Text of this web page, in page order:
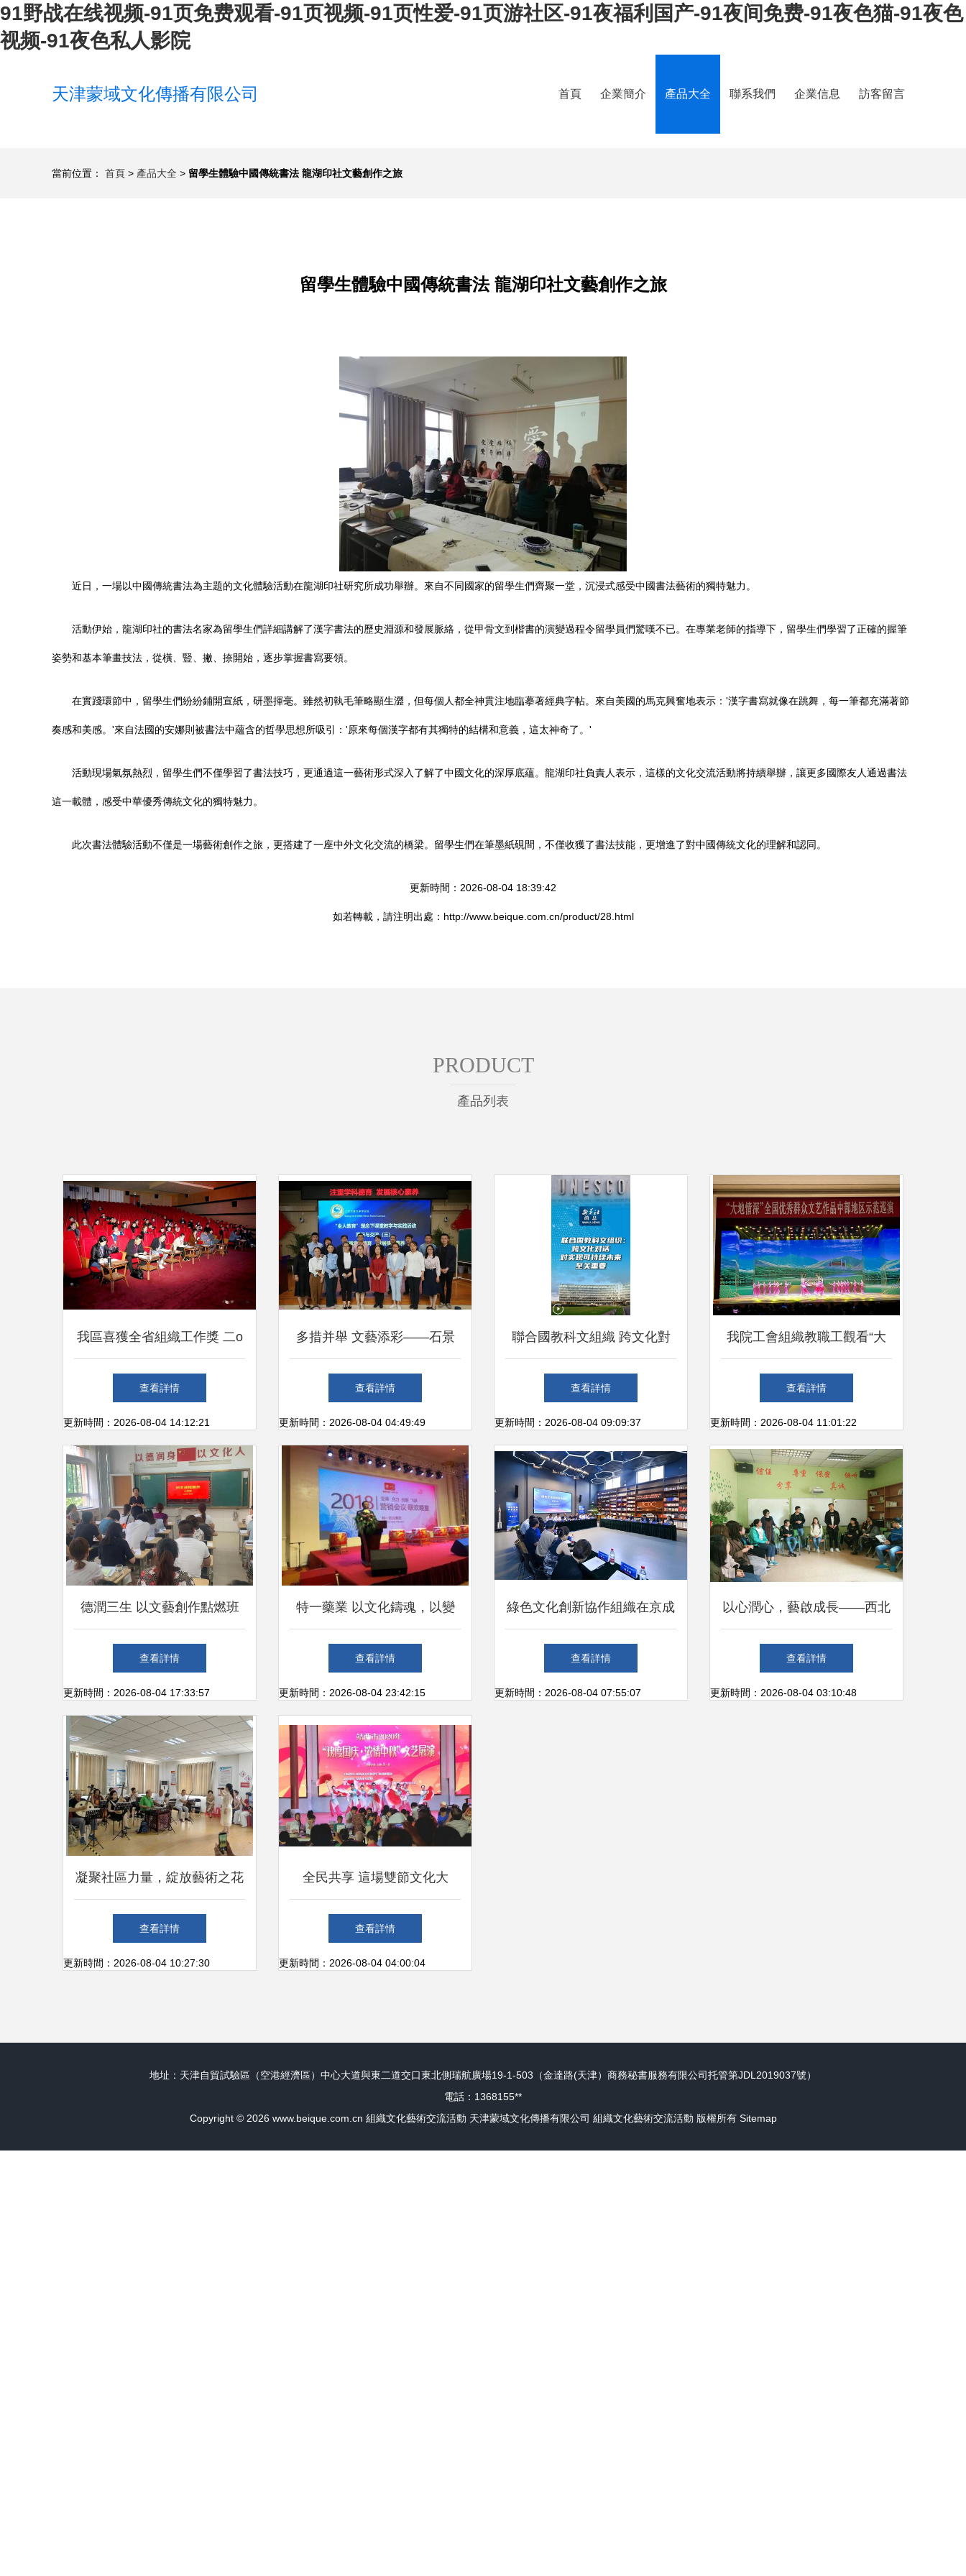
91野战在线视频-91页免费观看-91页视频-91页性爱-91页游社区-91夜福利国产-91夜间免费-91夜色猫-91夜色
视频-91夜色私人影院
天津蒙域文化傳播有限公司 首頁 企業簡介 產品大全 聯系我們 企業信息 訪客留言
當前位置： 首頁 > 產品大全 > 留學生體驗中國傳統書法 龍湖印社文藝創作之旅
留學生體驗中國傳統書法 龍湖印社文藝創作之旅
近日，一場以中國傳統書法為主題的文化體驗活動在龍湖印社研究所成功舉辦。來自不同國家的留學生們齊聚一堂，沉浸式感受中國書法藝術的獨特魅力。
活動伊始，龍湖印社的書法名家為留學生們詳細講解了漢字書法的歷史淵源和發展脈絡，從甲骨文到楷書的演變過程令留學員們驚嘆不已。在專業老師的指導下，留學生們學習了正確的握筆
姿勢和基本筆畫技法，從橫、豎、撇、捺開始，逐步掌握書寫要領。
在實踐環節中，留學生們紛紛鋪開宣紙，研墨揮毫。雖然初執毛筆略顯生澀，但每個人都全神貫注地臨摹著經典字帖。來自美國的馬克興奮地表示：'漢字書寫就像在跳舞，每一筆都充滿著節
奏感和美感。'來自法國的安娜則被書法中蘊含的哲學思想所吸引：'原來每個漢字都有其獨特的結構和意義，這太神奇了。'
活動現場氣氛熱烈，留學生們不僅學習了書法技巧，更通過這一藝術形式深入了解了中國文化的深厚底蘊。龍湖印社負責人表示，這樣的文化交流活動將持續舉辦，讓更多國際友人通過書法
這一載體，感受中華優秀傳統文化的獨特魅力。
此次書法體驗活動不僅是一場藝術創作之旅，更搭建了一座中外文化交流的橋梁。留學生們在筆墨紙硯間，不僅收獲了書法技能，更增進了對中國傳統文化的理解和認同。
更新時間：2026-08-04 18:39:42
如若轉載，請注明出處：http://www.beique.com.cn/product/28.html
PRODUCT
產品列表
我區喜獲全省組織工作獎 二o
二o年山西省十大群眾文化活
動圓滿收官
查看詳情
更新時間：2026-08-04 14:12:21
多措并舉 文藝添彩——石景
山區在教育支援合作中展現文
化軟實力
查看詳情
更新時間：2026-08-04 04:49:49
聯合國教科文組織 跨文化對
話是實現可持續未來的關鍵
查看詳情
更新時間：2026-08-04 09:09:37
我院工會組織教職工觀看“大
地情深”全國優秀群眾文藝作
品巡演，共筑文化交流橋梁
查看詳情
更新時間：2026-08-04 11:01:22
德潤三生 以文藝創作點燃班
級精神文化之火
查看詳情
更新時間：2026-08-04 17:33:57
特一藥業 以文化鑄魂，以變
革賦能，繪就穩健增長新藍圖
查看詳情
更新時間：2026-08-04 23:42:15
綠色文化創新協作組織在京成
立 文藝創作的新引擎與生態
理念的交匯點
查看詳情
更新時間：2026-08-04 07:55:07
以心潤心，藝啟成長——西北
師大創新開展班級心理委員文
藝創作培訓
查看詳情
更新時間：2026-08-04 03:10:48
凝聚社區力量，綻放藝術之花
——記社區藝術節的組織與文
化交流活動
查看詳情
更新時間：2026-08-04 10:27:30
全民共享 這場雙節文化大
餐，你入席了嗎？
查看詳情
更新時間：2026-08-04 04:00:04
地址：天津自貿試驗區（空港經濟區）中心大道與東二道交口東北側瑞航廣場19-1-503（金達路(天津）商務秘書服務有限公司托管第JDL2019037號）
電話：1368155**
Copyright © 2026 www.beique.com.cn 組織文化藝術交流活動 天津蒙域文化傳播有限公司 組織文化藝術交流活動 版權所有 Sitemap